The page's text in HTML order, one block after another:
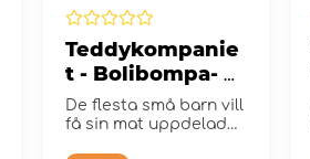
Teddykompanie
t - Bolibompa- 4-
fack tallrik
De flesta små barn vill
få sin mat uppdelad